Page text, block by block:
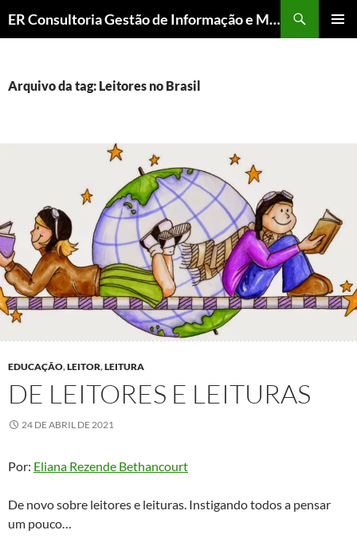
ER Consultoria Gestão de Informação e Memória Institucional
CONTEÚDO
Arquivo da tag: Leitores no Brasil
EDUCAÇÃO,LEITOR,LEITURA
DE LEITORES E LEITURAS
24 DE ABRIL DE 2021
Por: Eliana Rezende Bethancourt
De novo sobre leitores e leituras. Instigando todos a pensar
um pouco…